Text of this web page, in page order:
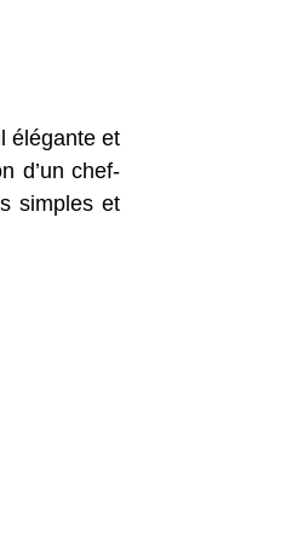
élégante et
d’un chef-
simples et